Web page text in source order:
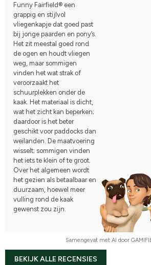
Funny Fairfield® een
grappig en stijlvol
vliegenkapje dat goed past
bij jonge paarden en pony’s.
Het zit meestal goed rond
de ogen en houdt vliegen
weg, maar sommigen
vinden het wat strak of
veroorzaakt het
schuurplekken onder de
kaak. Het materiaal is dicht,
wat het zicht kan beperken;
daardoor is het beter
geschikt voor paddocks dan
weilanden. De maatvoering
wisselt; sommigen vinden
het iets te klein of te groot.
Over het algemeen wordt
het gezien als betaalbaar en
duurzaam, hoewel meer
vulling rond de kaak
gewenst zou zijn.
Samengevat met AI door
BEKIJK ALLE RECENSIES